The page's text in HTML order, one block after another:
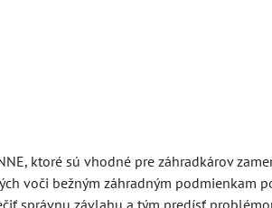
ktoré sú vhodné pre záhradkárov
voči bežným záhradným podmienkam
správnu závlahu a tým predísť